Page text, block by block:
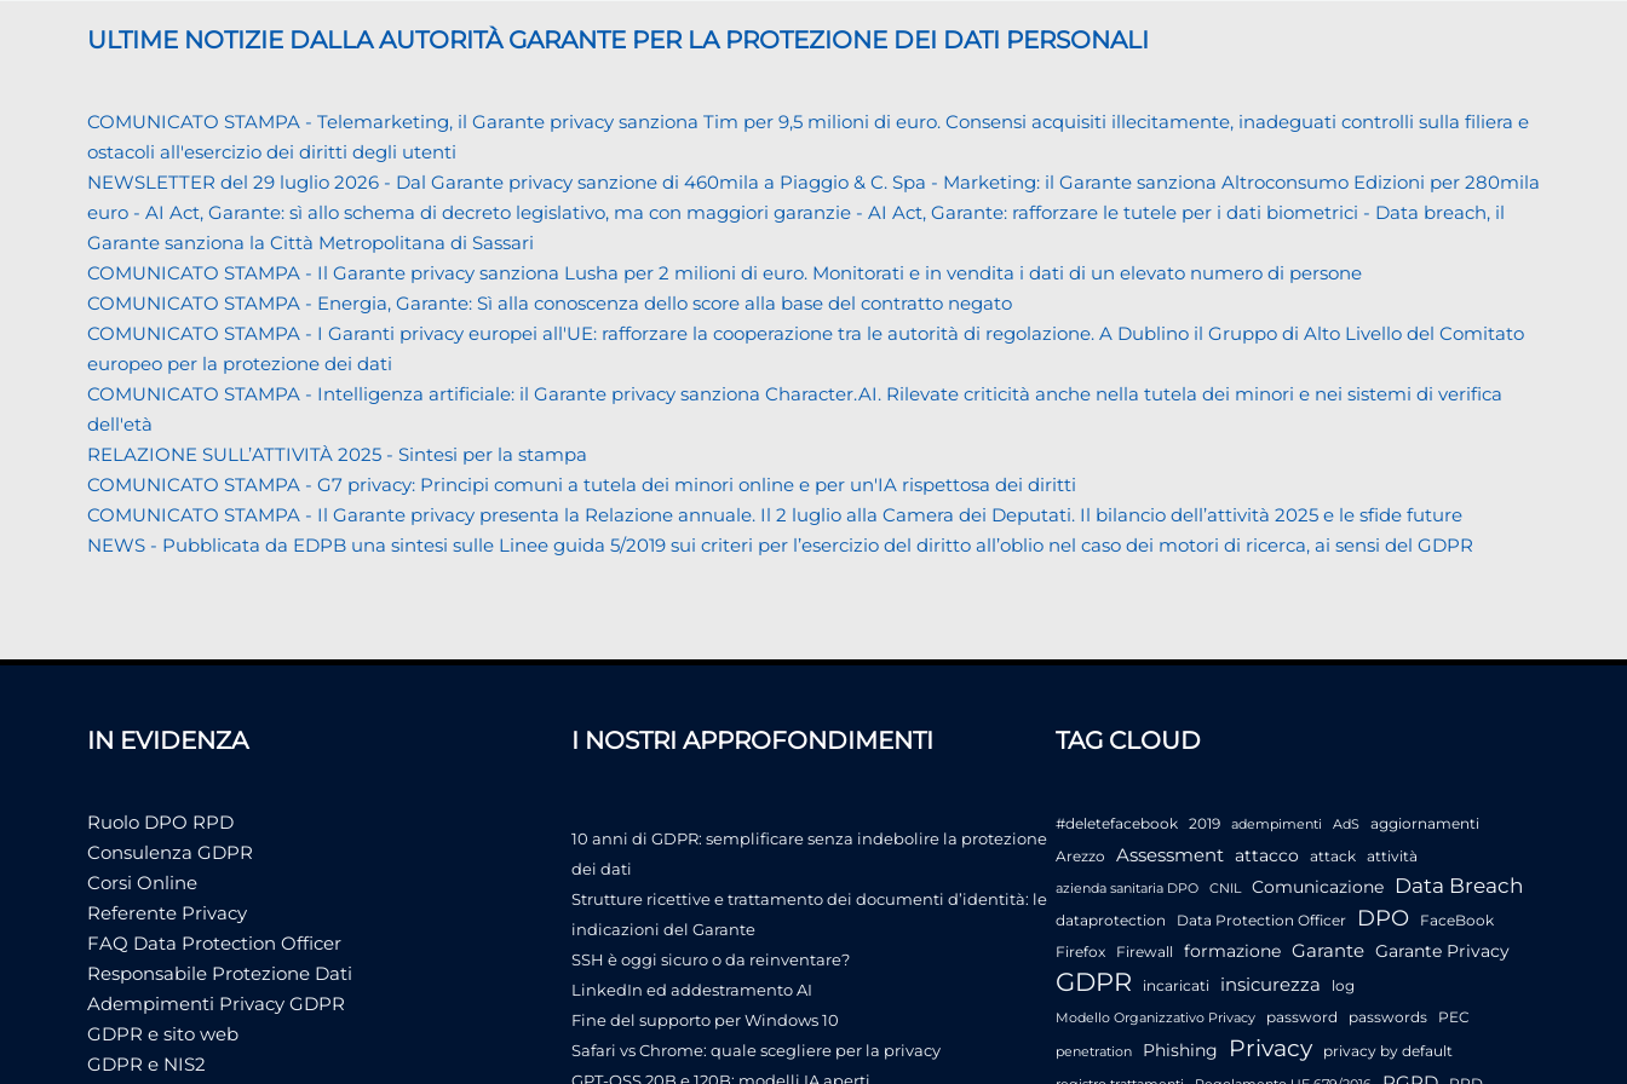
ULTIME NOTIZIE DALLA AUTORITÀ GARANTE PER LA PROTEZIONE DEI DATI PERSONALI
COMUNICATO STAMPA - Telemarketing, il Garante privacy sanziona Tim per 9,5 milioni di euro. Consensi acquisiti illecitamente, inadeguati controlli sulla filiera e
ostacoli all'esercizio dei diritti degli utenti
NEWSLETTER del 29 luglio 2026 - Dal Garante privacy sanzione di 460mila a Piaggio & C. Spa - Marketing: il Garante sanziona Altroconsumo Edizioni per 280mila
euro - AI Act, Garante: sì allo schema di decreto legislativo, ma con maggiori garanzie - AI Act, Garante: rafforzare le tutele per i dati biometrici - Data breach, il
Garante sanziona la Città Metropolitana di Sassari
COMUNICATO STAMPA - Il Garante privacy sanziona Lusha per 2 milioni di euro. Monitorati e in vendita i dati di un elevato numero di persone
COMUNICATO STAMPA - Energia, Garante: Sì alla conoscenza dello score alla base del contratto negato
COMUNICATO STAMPA - I Garanti privacy europei all'UE: rafforzare la cooperazione tra le autorità di regolazione. A Dublino il Gruppo di Alto Livello del Comitato
europeo per la protezione dei dati
COMUNICATO STAMPA - Intelligenza artificiale: il Garante privacy sanziona Character.AI. Rilevate criticità anche nella tutela dei minori e nei sistemi di verifica
dell'età
RELAZIONE SULL’ATTIVITÀ 2025 - Sintesi per la stampa
COMUNICATO STAMPA - G7 privacy: Principi comuni a tutela dei minori online e per un'IA rispettosa dei diritti
COMUNICATO STAMPA - Il Garante privacy presenta la Relazione annuale. Il 2 luglio alla Camera dei Deputati. Il bilancio dell’attività 2025 e le sfide future
NEWS - Pubblicata da EDPB una sintesi sulle Linee guida 5/2019 sui criteri per l’esercizio del diritto all’oblio nel caso dei motori di ricerca, ai sensi del GDPR
IN EVIDENZA
Ruolo DPO RPD
Consulenza GDPR
Corsi Online
Referente Privacy
FAQ Data Protection Officer
Responsabile Protezione Dati
Adempimenti Privacy GDPR
GDPR e sito web
GDPR e NIS2
I NOSTRI APPROFONDIMENTI
10 anni di GDPR: semplificare senza indebolire la protezione
dei dati
Strutture ricettive e trattamento dei documenti d’identità: le
indicazioni del Garante
SSH è oggi sicuro o da reinventare?
LinkedIn ed addestramento AI
Fine del supporto per Windows 10
Safari vs Chrome: quale scegliere per la privacy
TAG CLOUD
#deletefacebook 2019 adempimenti AdS
aggiornamenti
Arezzo
Assessment attacco attack attività
azienda sanitaria DPO CNIL Comunicazione Data Breach
dataprotection Data Protection Officer DPO
FaceBook
Firefox
Firewall formazione Garante Garante Privacy
GDPR incaricati insicurezza log
Modello Organizzativo Privacy password passwords PEC
penetration Phishing Privacy privacy by default